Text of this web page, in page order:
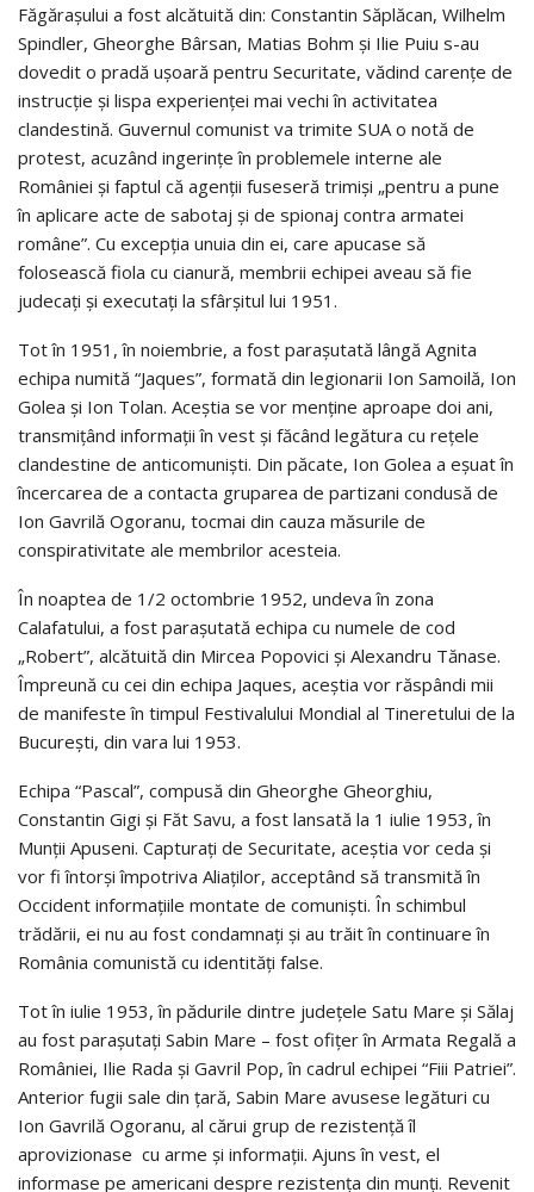
Făgărașului a fost alcătuită din: Constantin Săplăcan, Wilhelm
Spindler, Gheorghe Bârsan, Matias Bohm și Ilie Puiu s-au
dovedit o pradă ușoară pentru Securitate, vădind carențe de
instrucție și lispa experienței mai vechi în activitatea
clandestină. Guvernul comunist va trimite SUA o notă de
protest, acuzând ingerințe în problemele interne ale
României și faptul că agenții fuseseră trimiși „pentru a pune
în aplicare acte de sabotaj și de spionaj contra armatei
române”. Cu excepția unuia din ei, care apucase să
folosească fiola cu cianură, membrii echipei aveau să fie
judecați și executați la sfârșitul lui 1951.
Tot în 1951, în noiembrie, a fost parașutată lângă Agnita
echipa numită “Jaques”, formată din legionarii Ion Samoilă, Ion
Golea și Ion Tolan. Aceștia se vor menține aproape doi ani,
transmițând informații în vest și făcând legătura cu rețele
clandestine de anticomuniști. Din păcate, Ion Golea a eșuat în
încercarea de a contacta gruparea de partizani condusă de
Ion Gavrilă Ogoranu, tocmai din cauza măsurile de
conspirativitate ale membrilor acesteia.
În noaptea de 1/2 octombrie 1952, undeva în zona
Calafatului, a fost parașutată echipa cu numele de cod
„Robert”, alcătuită din Mircea Popovici și Alexandru Tănase.
Împreună cu cei din echipa Jaques, aceștia vor răspândi mii
de manifeste în timpul Festivalului Mondial al Tineretului de la
București, din vara lui 1953.
Echipa “Pascal”, compusă din Gheorghe Gheorghiu,
Constantin Gigi și Făt Savu, a fost lansată la 1 iulie 1953, în
Munții Apuseni. Capturați de Securitate, aceștia vor ceda și
vor fi întorși împotriva Aliaților, acceptând să transmită în
Occident informațiile montate de comuniști. În schimbul
trădării, ei nu au fost condamnați și au trăit în continuare în
România comunistă cu identități false.
Tot în iulie 1953, în pădurile dintre județele Satu Mare și Sălaj
au fost parașutați Sabin Mare – fost ofițer în Armata Regală a
României, Ilie Rada și Gavril Pop, în cadrul echipei “Fiii Patriei”.
Anterior fugii sale din țară, Sabin Mare avusese legături cu
Ion Gavrilă Ogoranu, al cărui grup de rezistență îl
aprovizionase cu arme și informații. Ajuns în vest, el
informase pe americani despre rezistența din munți. Revenit